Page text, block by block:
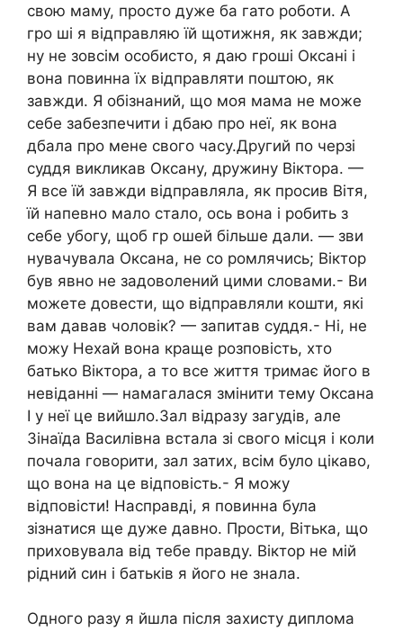
свою маму, просто дуже ба гато роботи. А
гро ші я відправляю їй щотижня, як завжди;
ну не зовсім особисто, я даю гроші Оксані і
вона повинна їх відправляти поштою, як
завжди. Я обізнаний, що моя мама не може
себе забезпечити і дбаю про неї, як вона
дбала про мене свого часу.Другий по черзі
суддя викликав Оксану, дружину Віктора. —
Я все їй завжди відправляла, як просив Вітя,
їй напевно мало стало, ось вона і робить з
себе убогу, щоб гр ошей більше дали. — зви
нувачувала Оксана, не со ромлячись; Віктор
був явно не задоволений цими словами.- Ви
можете довести, що відправляли кошти, які
вам давав чоловік? — запитав суддя.- Ні, не
можу Нехай вона краще розповість, хто
батько Віктора, а то все життя тримає його в
невіданні — намагалася змінити тему Оксана
І у неї це вийшло.Зал відразу загудів, але
Зінаїда Василівна встала зі свого місця і коли
почала говорити, зал затих, всім було цікаво,
що вона на це відповість.- Я можу
відповісти! Насправді, я повинна була
зізнатися ще дуже давно. Прости, Вітька, що
приховувала від тебе правду. Віктор не мій
рідний син і батьків я його не знала.
Одного разу я йшла після захисту диплома